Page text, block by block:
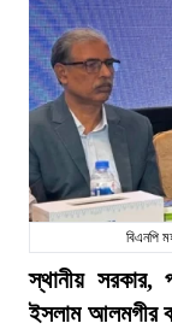
বিএনপি
স্থানীয় সরকার,
ইসলাম আলমগীর